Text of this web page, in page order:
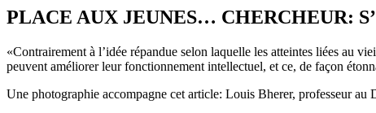
PLACE AUX JEUNES… CHERCHEUR:
«Contrairement à l’idée répandue selon laquelle les atteintes liées au
peuvent améliorer leur fonctionnement intellectuel, et ce, de façon
Une photographie accompagne cet article: Louis Bherer, professeur